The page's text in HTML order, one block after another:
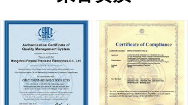
访客留言
发货图片
荣誉资质